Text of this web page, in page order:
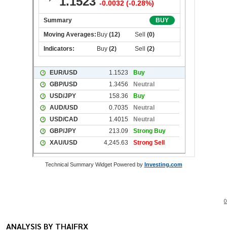
Technical Summary Widget Powered by Investing.com
0
ANALYSIS BY THAIFRX